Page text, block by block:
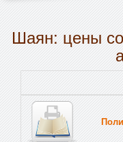
Шаян: цены